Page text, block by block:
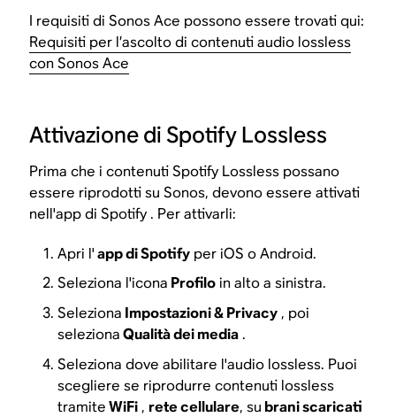
I requisiti di Sonos Ace possono essere trovati qui:
Requisiti per l’ascolto di contenuti audio lossless
con Sonos Ace
Attivazione di Spotify Lossless
Prima che i contenuti Spotify Lossless possano
essere riprodotti su Sonos, devono essere attivati
nell'app di Spotify . Per attivarli:
Apri l'app di Spotify per iOS o Android.
Seleziona l'icona Profiloin alto a sinistra.
Seleziona Impostazioni & Privacy , poi
selezionaQualità dei media.
Seleziona dove abilitare l'audio lossless. Puoi
scegliere se riprodurre contenuti lossless
tramiteWiFi , rete cellulare, su brani scaricati